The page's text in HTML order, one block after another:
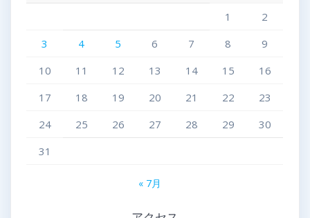
1
2
3
4 5 6 7 8
9
10
11 12 13 14 15
16
17
18 19 20 21 22
23
24
25 26 27 28 29
30
31
« 7月